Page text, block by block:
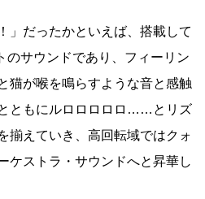
」だったかといえば、搭載して
のサウンドであり、フィーリン
猫が喉を鳴らすような音と感触
ともにルロロロロロ……とリズ
揃えていき、高回転域ではクォ
ケストラ・サウンドへと昇華し